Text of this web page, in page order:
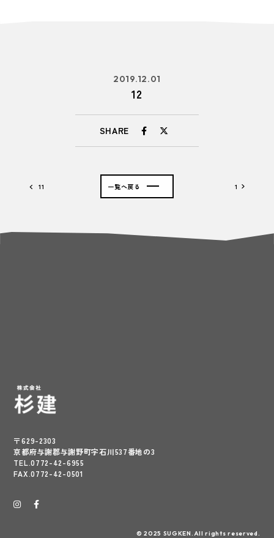
2019.12.01
12
SHARE
11 1
一覧へ戻る
〒629-2303
京都府与謝郡与謝野町字石川537番地の3
TEL.0772-42-6955
FAX.0772-42-0501
© 2025 SUGKEN.All rights reserved.